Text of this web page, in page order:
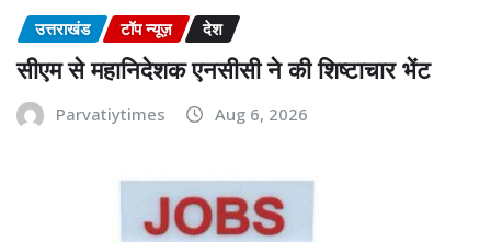
उत्तराखंड टॉप न्यूज़ देश
सीएम से महानिदेशक एनसीसी ने की शिष्टाचार भेंट
Parvatiytimes Aug 6, 2026